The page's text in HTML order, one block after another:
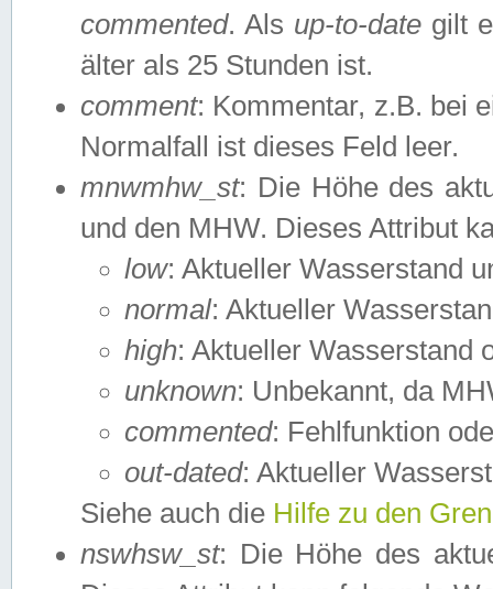
commented. Als up-to-date gilt
älter als 25 Stunden ist.
comment: Kommentar, z.B. bei
Normalfall ist dieses Feld leer.
mnwmhw_st: Die Höhe des
und den MHW. Dieses Attribut
low: Aktueller Wasserstand
normal: Aktueller
high: Aktueller Wasserstand
unknown: Unbekannt, da
commented: Fehlfunktion
out-dated: Aktueller
Siehe auch die Hilfe zu den
nswhsw_st: Die Höhe des